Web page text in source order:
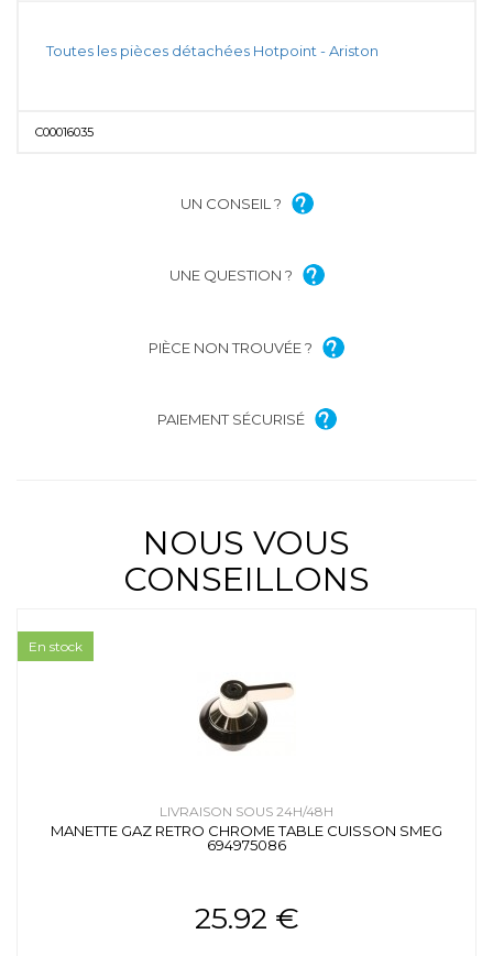
Toutes les pièces détachées Hotpoint - Ariston
C00016035
UN CONSEIL ?
UNE QUESTION ?
PIÈCE NON TROUVÉE ?
PAIEMENT SÉCURISÉ
NOUS VOUS
CONSEILLONS
LIVRAISON SOUS 24H/48H
MANETTE GAZ RETRO CHROME TABLE CUISSON SMEG
694975086
25.92 €
En stock